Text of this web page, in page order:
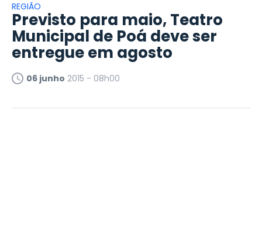
REGIÃO
Previsto para maio, Teatro
Municipal de Poá deve ser
entregue em agosto
06 junho 2015 - 08h00